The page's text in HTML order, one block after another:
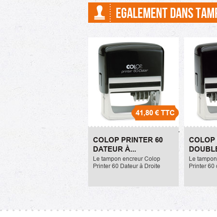
EGALEMENT DANS
41,80 €TTC
COLOP PRINTER 60
DATEUR À...
Le tampon encreur Colop
Printer 60 Dateur à Droite
maximum. La référence de
Colop Printer 60 Dateur
à Droite 1 à 8 lignes
41,80 €
COLOP
Le
Printer 60
Colop
Dateur
41,80 €